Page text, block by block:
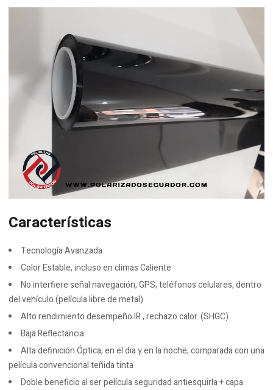
Características
Tecnología Avanzada
Color Estable, incluso en climas Caliente
No interfiere señal navegación, GPS, teléfonos celulares, dentro
del vehículo (película libre de metal)
Alto rendimiento desempeño IR , rechazo calor. (SHGC)
Baja Reflectancia
Alta definición Óptica, en el dia y en la noche; comparada con una
película convencional teñida tinta
Doble beneficio al ser película seguridad antiesquirla + capa